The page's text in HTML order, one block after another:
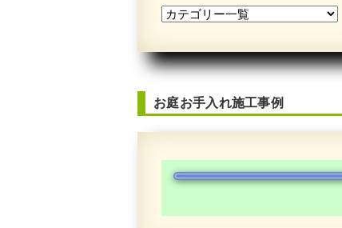
お庭お手入れ施工事例